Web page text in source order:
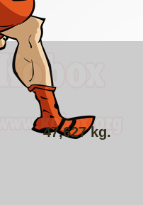
47,627 kg.